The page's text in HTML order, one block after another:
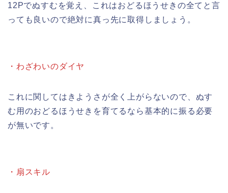
12Pでぬすむを覚え、これはおどるほうせきの全てと言
っても良いので絶対に真っ先に取得しましょう。
・わざわいのダイヤ
これに関してはきようさが全く上がらないので、ぬす
む用のおどるほうせきを育てるなら基本的に振る必要
が無いです。
・扇スキル